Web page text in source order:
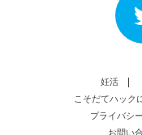
妊活
こそだてハック
プライバシ
お問い